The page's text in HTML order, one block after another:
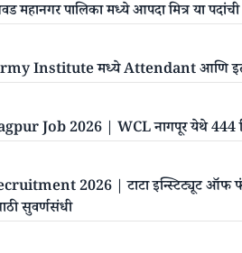
महानगर पालिका मध्ये आपदा मित्र या
Institute मध्ये Attendant आणि इतर
Job 2026 | WCL नागपूर येथे 444
2026 | टाटा इन्स्टिट्यूट ऑफ
सुवर्णसंधी